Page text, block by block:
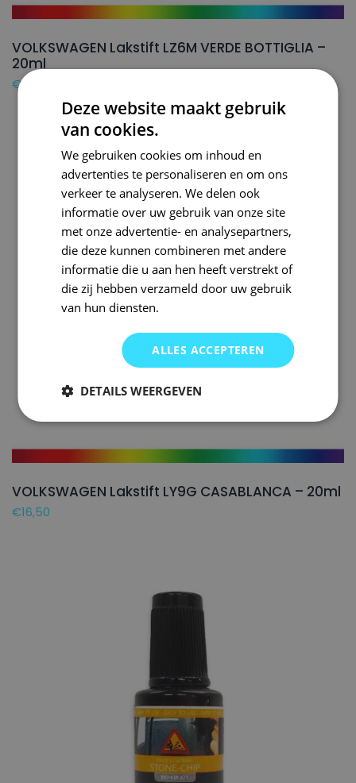
VOLKSWAGEN Lakstift LZ6M VERDE BOTTIGLIA –
20ml
€16,50
VOLKSWAGEN Lakstift LY9G CASABLANCA – 20ml
€16,50
Deze website maakt gebruik
van cookies.
We gebruiken cookies om inhoud en
advertenties te personaliseren en om ons
verkeer te analyseren. We delen ook
informatie over uw gebruik van onze site
met onze advertentie- en analysepartners,
die deze kunnen combineren met andere
informatie die u aan hen heeft verstrekt of
die zij hebben verzameld door uw gebruik
van hun diensten.
ALLES ACCEPTEREN
DETAILS WEERGEVEN